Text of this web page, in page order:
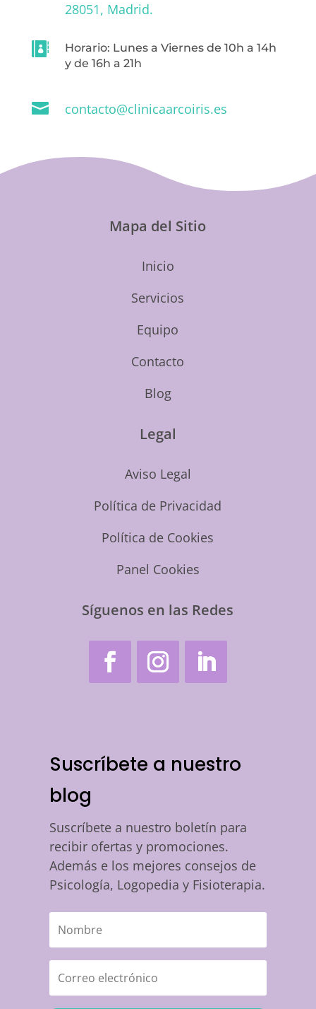
28051, Madrid.

Horario: Lunes a Viernes de 10h a 14h
y de 16h a 21h
 contacto@clinicaarcoiris.es
Mapa del Sitio
Inicio
Servicios
Equipo
Contacto
Blog
Legal
Aviso Legal
Política de Privacidad
Política de Cookies
Panel Cookies
Síguenos en las Redes
Suscríbete a nuestro
blog
Suscríbete a nuestro boletín para
recibir ofertas y promociones.
Además e los mejores consejos de
Psicología, Logopedia y Fisioterapia.